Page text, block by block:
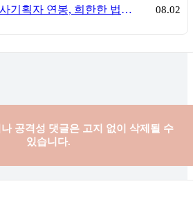
[팩트체크#02] 행사기획자 연봉, 희한한 법칙~ '첨에는 비실, 3년만 지나면 튼실' 08.02
공격성 댓글은 고지 없이 삭제될 수
있습니다.